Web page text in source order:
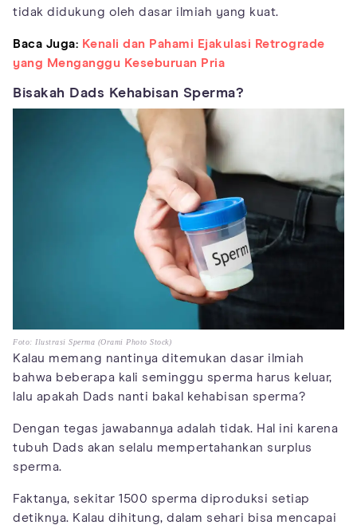
tidak didukung oleh dasar ilmiah yang kuat.
Baca Juga: Kenali dan Pahami Ejakulasi Retrograde
yang Menganggu Keseburuan Pria
Bisakah Dads Kehabisan Sperma?
Foto: Ilustrasi Sperma (Orami Photo Stock)
Kalau memang nantinya ditemukan dasar ilmiah
bahwa beberapa kali seminggu sperma harus keluar,
lalu apakah Dads nanti bakal kehabisan sperma?
Dengan tegas jawabannya adalah tidak. Hal ini karena
tubuh Dads akan selalu mempertahankan surplus
sperma.
Faktanya, sekitar 1500 sperma diproduksi setiap
detiknya. Kalau dihitung, dalam sehari bisa mencapai